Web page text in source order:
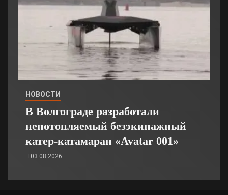
НОВОСТИ
В Волгограде разработали
непотопляемый безэкипажный
катер-катамаран «Avatar 001»
03.08.2026